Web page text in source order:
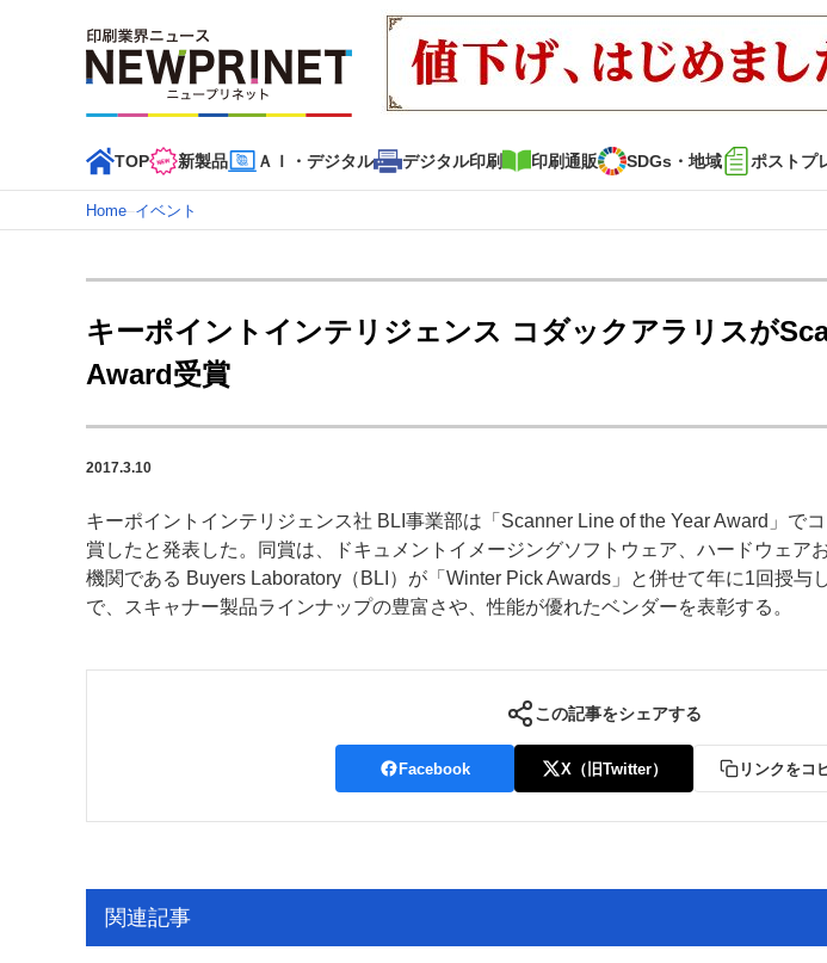
TOP 新製品 ＡＩ・デジタル デジタル印刷 印刷通販 SDGs・地域 ポストプ
インデックス
TOP 新着記事 特集記事 動画コンテンツ インタビュー コレクション
カテゴリー一覧
新商品 新製品
特集記事カテゴリー一覧
特集・デジタル印刷 ～ 新成長軌道を描く
案内
サイトポリシー お問い合わせ
Home–イベント
キーポイントインテリジェンス コダックアラリスが
Award受賞
2017.3.10
キーポイントインテリジェンス社 BLI事業部は「Scanner Line of the Year Award」で
賞したと発表した。同賞は、ドキュメントイメージングソフトウェア、ハードウェア
機関である Buyers Laboratory（BLI）が「Winter Pick Awards」と併せて年に1回授与
で、スキャナー製品ラインナップの豊富さや、性能が優れたベンダーを表彰する。
この記事をシェアする
Facebook X（旧Twitter） リンクをコ
関連記事